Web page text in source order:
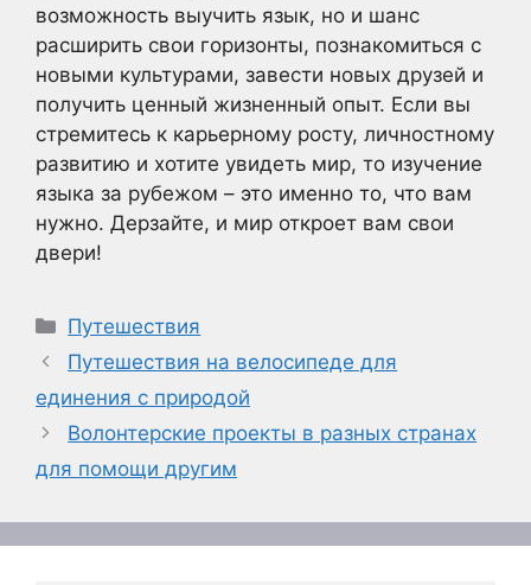
возможность выучить язык, но и шанс
расширить свои горизонты, познакомиться с
новыми культурами, завести новых друзей и
получить ценный жизненный опыт. Если вы
стремитесь к карьерному росту, личностному
развитию и хотите увидеть мир, то изучение
языка за рубежом – это именно то, что вам
нужно. Дерзайте, и мир откроет вам свои
двери!
Рубрики
Путешествия
Путешествия на велосипеде для
единения с природой
Волонтерские проекты в разных странах
для помощи другим